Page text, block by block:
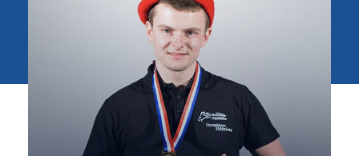
Contactez-nous
Suivez l’Équipe de France des métiers
Shanghai 2026